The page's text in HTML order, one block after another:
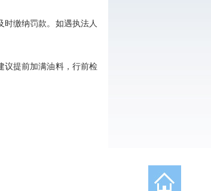
时缴纳罚款。如遇执法人
议提前加满油料，行前检